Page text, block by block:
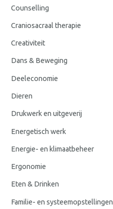
Counselling
Craniosacraal therapie
Creativiteit
Dans & Beweging
Deeleconomie
Dieren
Drukwerk en uitgeverij
Energetisch werk
Energie- en klimaatbeheer
Ergonomie
Eten & Drinken
Familie- en systeemopstellingen